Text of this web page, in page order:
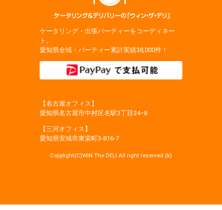
ケータリング・出張パーティーをコーディネー
ト。
愛知県全域・パーティー累計実績38,000件！
【名古屋オフィス】
愛知県名古屋市中村区名駅3丁目24−8
【三河オフィス】
愛知県安城市東栄町3‐816‐7
Copylight(C)WIN The DELI All right reserved.(k)